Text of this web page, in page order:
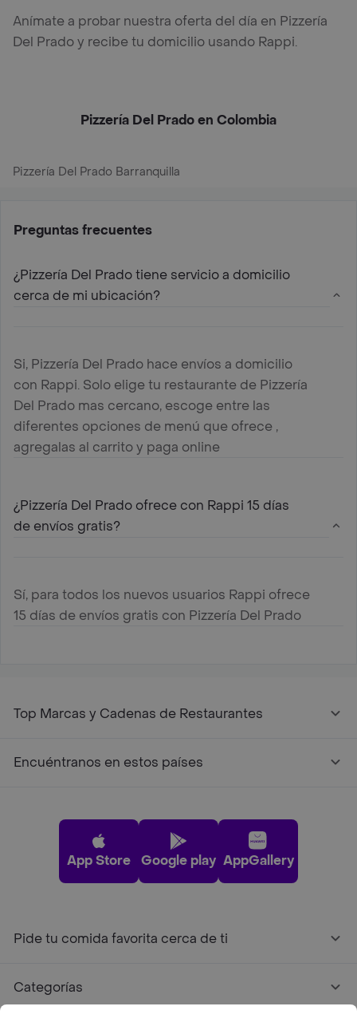
Anímate a probar nuestra oferta del día en Pizzería
Del Prado y recibe tu domicilio usando Rappi.
Pizzería Del Prado en Colombia
Pizzería Del Prado Barranquilla
Preguntas frecuentes
¿Pizzería Del Prado tiene servicio a domicilio
cerca de mi ubicación?
Si, Pizzería Del Prado hace envíos a domicilio
con Rappi. Solo elige tu restaurante de Pizzería
Del Prado mas cercano, escoge entre las
diferentes opciones de menú que ofrece ,
agregalas al carrito y paga online
¿Pizzería Del Prado ofrece con Rappi 15 días
de envíos gratis?
Sí, para todos los nuevos usuarios Rappi ofrece
15 días de envíos gratis con Pizzería Del Prado
Top Marcas y Cadenas de Restaurantes
Encuéntranos en estos países
App Store Google play AppGallery
Pide tu comida favorita cerca de ti
Categorías